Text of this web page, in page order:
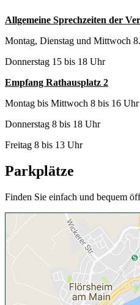
Allgemeine Sprechzeiten der
Montag, Dienstag und Mittwoch
Donnerstag 15 bis 18 Uhr
Empfang Rathausplatz 2
Montag bis Mittwoch 8 bis 16 Uhr
Donnerstag 8 bis 18 Uhr
Freitag 8 bis 13 Uhr
Parkplätze
Finden Sie einfach und bequem